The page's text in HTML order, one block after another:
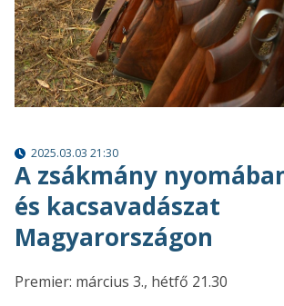
2025.03.03 21:30
A zsákmány
és kacsavadászat
Magyarországon
Premier: március 3., hétfő 21.30